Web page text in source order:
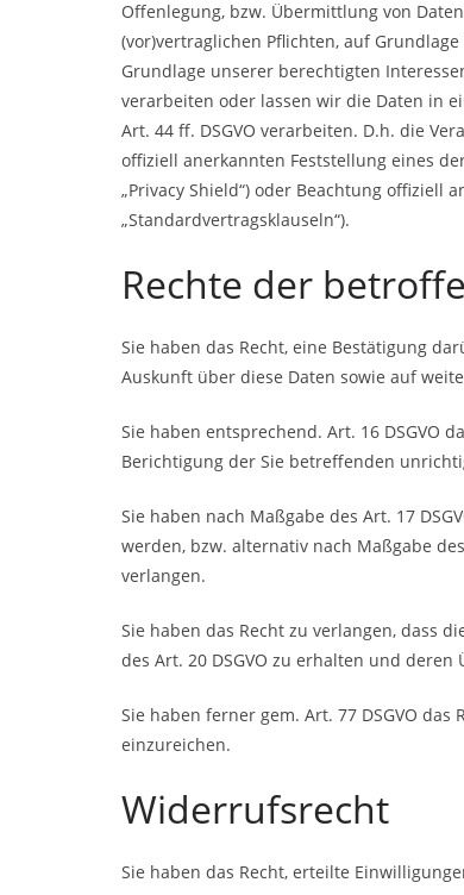
Offenlegung, bzw. Übermittlung von
(vor)vertraglichen Pflichten, auf
Grundlage unserer berechtigten
verarbeiten oder lassen wir die Daten in
Art. 44 ff. DSGVO verarbeiten. D.h. die
offiziell anerkannten Feststellung eines
„Privacy Shield“) oder Beachtung offiziell
„Standardvertragsklauseln“).
Rechte der
Sie haben das Recht, eine Bestätigung
Auskunft über diese Daten sowie auf
Sie haben entsprechend. Art. 16 DSGVO
Berichtigung der Sie betreffenden
Sie haben nach Maßgabe des Art. 17
werden, bzw. alternativ nach Maßgabe
verlangen.
Sie haben das Recht zu verlangen, dass
des Art. 20 DSGVO zu erhalten und
Sie haben ferner gem. Art. 77 DSGVO
einzureichen.
Widerrufsrecht
Sie haben das Recht, erteilte